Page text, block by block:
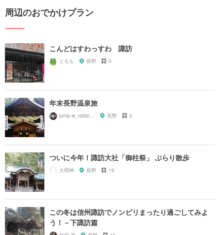
周辺のおでかけプラン
こんどはすわっすわ 諏訪
ともも 長野 0
年末長野温泉旅
長野 2
ついに今年！諏訪大社「御柱祭」 ぶらり散歩
大明神 長野 19
この冬は信州諏訪でノンビリまったり過ごしてみよ
う！－下諏訪篇